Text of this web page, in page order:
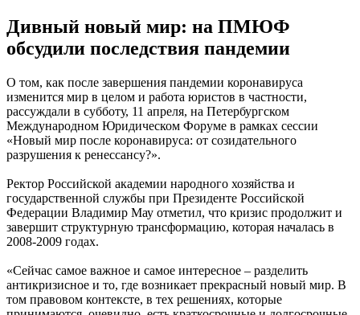
Дивный новый мир: на ПМЮФ
обсудили последствия пандемии
О том, как после завершения пандемии коронавируса
изменится мир в целом и работа юристов в частности,
рассуждали в субботу, 11 апреля, на Петербургском
Международном Юридическом Форуме в рамках сессии
«Новый мир после коронавируса: от созидательного
разрушения к ренессансу?».
Ректор Российской академии народного хозяйства и
государственной службы при Президенте Российской
Федерации Владимир Мау отметил, что кризис продолжит и
завершит структурную трансформацию, которая началась в
2008-2009 годах.
«Сейчас самое важное и самое интересное – разделить
антикризисное и то, где возникает прекрасный новый мир. В
том правовом контексте, в тех решениях, которые